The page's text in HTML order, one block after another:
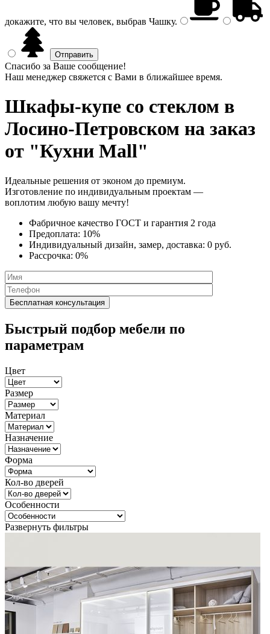
докажите, что вы человек, выбрав Чашку.
Спасибо за Ваше сообщение!
Наш менеджер свяжется с Вами в ближайшее время.
Шкафы-купе со стеклом в
Лосино-Петровском на заказ
от "Кухни Mall"
Идеальные решения от эконом до премиум.
Изготовление по индивидуальным проектам —
воплотим любую вашу мечту!
Фабричное качество ГОСТ и гарантия 2 года
Предоплата: 10%
Индивидуальный дизайн, замер, доставка: 0 руб.
Рассрочка: 0%
Быстрый подбор мебели по
параметрам
Цвет
Размер
Материал
Назначение
Форма
Кол-во дверей
Особенности
Развернуть фильтры